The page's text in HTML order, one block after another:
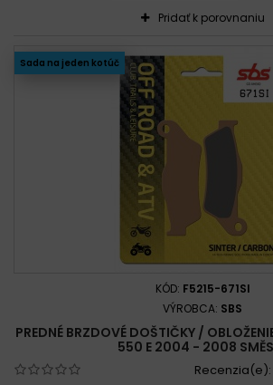
Pridať k porovnaniu
Sada na jeden kotúč
KÓD: F5215-671SI
VÝROBCA: SBS
PREDNÉ BRZDOVÉ DOŠTIČKY /
550 E 2004 - 2008
Recenzia(e):